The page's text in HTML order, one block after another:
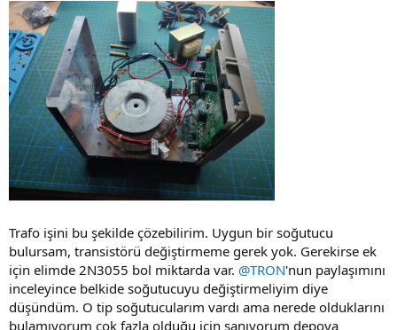
Trafo işini bu şekilde çözebilirim. Uygun bir soğutucu
bulursam, transistörü değiştirmeme gerek yok. Gerekirse ek
için elimde 2N3055 bol miktarda var. @TRON'nun paylaşımını
inceleyince belkide soğutucuyu değiştirmeliyim diye
düşündüm. O tip soğutucularım vardı ama nerede olduklarını
bulamıyorum çok fazla olduğu için sanıyorum depoya